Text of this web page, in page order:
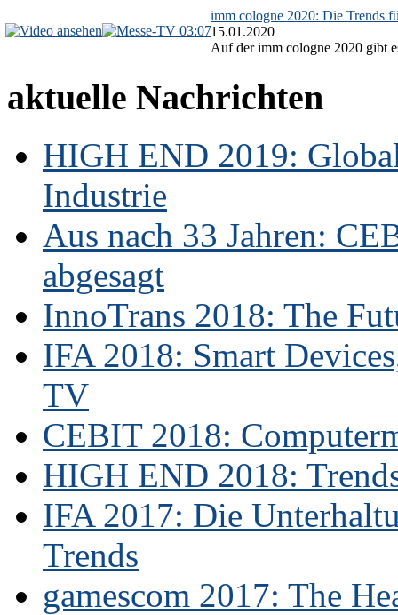
03:07
imm cologne 2020: Die Trends
15.01.2020
Auf der imm cologne 2020 gibt
aktuelle Nachrichten
HIGH END 2019:
Industrie
Aus nach 33 Jahren:
abgesagt
InnoTrans 2018: The
IFA 2018: Smart
TV
CEBIT 2018:
HIGH END 2018:
IFA 2017: Die
Trends
gamescom 2017: The